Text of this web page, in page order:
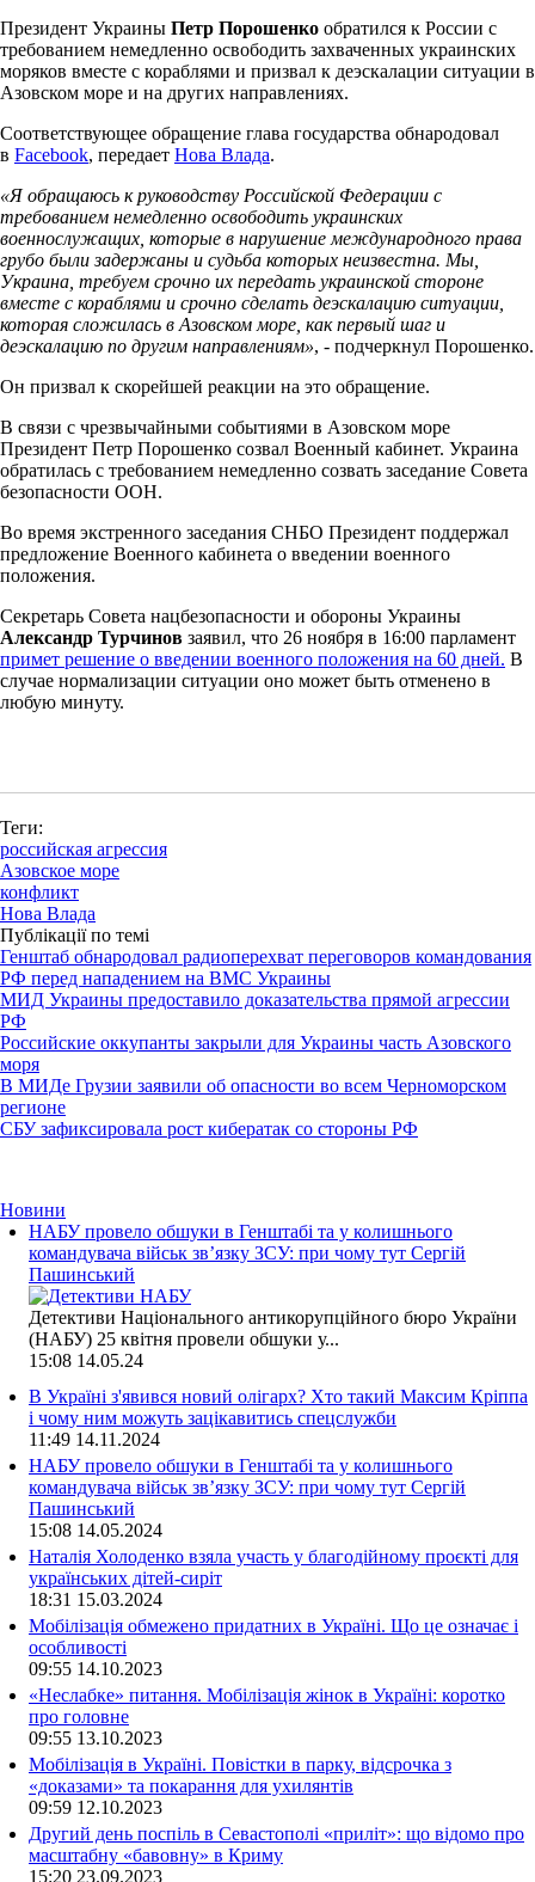
Президент Украины Петр Порошенко обратился к России с
требованием немедленно освободить захваченных украинских
моряков вместе с кораблями и призвал к деэскалации ситуации в
Азовском море и на других направлениях.
Соответствующее обращение глава государства обнародовал
в Facebook, передает Нова Влада.
«Я обращаюсь к руководству Российской Федерации с
требованием немедленно освободить украинских
военнослужащих, которые в нарушение международного права
грубо были задержаны и судьба которых неизвестна. Мы,
Украина, требуем срочно их передать украинской стороне
вместе с кораблями и срочно сделать деэскалацию ситуации,
которая сложилась в Азовском море, как первый шаг и
деэскалацию по другим направлениям», - подчеркнул Порошенко.
Он призвал к скорейшей реакции на это обращение.
В связи с чрезвычайными событиями в Азовском море
Президент Петр Порошенко созвал Военный кабинет. Украина
обратилась с требованием немедленно созвать заседание Совета
безопасности ООН.
Во время экстренного заседания СНБО Президент поддержал
предложение Военного кабинета о введении военного
положения.
Секретарь Совета нацбезопасности и обороны Украины
Александр Турчинов заявил, что 26 ноября в 16:00 парламент
примет решение о введении военного положения на 60 дней. В
случае нормализации ситуации оно может быть отменено в
любую минуту.
Теги:
российская агрессия
Азовское море
конфликт
Нова Влада
Публікації по темі
Генштаб обнародовал радиоперехват переговоров командования
РФ перед нападением на ВМС Украины
МИД Украины предоставило доказательства прямой агрессии
РФ
Российские оккупанты закрыли для Украины часть Азовского
моря
В МИДе Грузии заявили об опасности во всем Черноморском
регионе
СБУ зафиксировала рост кибератак со стороны РФ
Новини
НАБУ провело обшуки в Генштабі та у колишнього
командувача військ зв’язку ЗСУ: при чому тут Сергій
Пашинський
Детективи Національного антикорупційного бюро України
(НАБУ) 25 квітня провели обшуки у...
15:08 14.05.24
В Україні з'явився новий олігарх? Хто такий Максим Кріппа
і чому ним можуть зацікавитись спецслужби
11:49 14.11.2024
НАБУ провело обшуки в Генштабі та у колишнього
командувача військ зв’язку ЗСУ: при чому тут Сергій
Пашинський
15:08 14.05.2024
Наталія Холоденко взяла участь у благодійному проєкті для
українських дітей-сиріт
18:31 15.03.2024
Мобілізація обмежено придатних в Україні. Що це означає і
особливості
09:55 14.10.2023
«Неслабке» питання. Мобілізація жінок в Україні: коротко
про головне
09:55 13.10.2023
Мобілізація в Україні. Повістки в парку, відсрочка з
«доказами» та покарання для ухилянтів
09:59 12.10.2023
Другий день поспіль в Севастополі «приліт»: що відомо про
масштабну «бавовну» в Криму
15:20 23.09.2023